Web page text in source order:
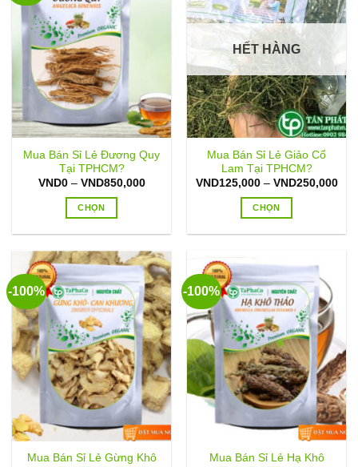
biến
thể.
Các
tùy
chọn
có
thể
được
trên
trang
phẩm
biến
thể.
Các
chọn
có
thể
được
trên
trang
phẩm
Mua Bán Sỉ Lẻ Đương Quy
Tại TPHCM?
VND0 – VND850,000Khoảng
VND850,000
CHỌN
này
có
nhiều
biến
thể.
Các
tùy
chọn
có
thể
được
chọn
trên
HẾT HÀNG
Mua Bán Sỉ Lẻ Giảo Cổ
Lam Tại TPHCM?
VND125,000 – VND250,000
CHỌN
có
nhiều
biến
thể.
Các
tùy
chọn
có
thể
được
trên
-100%
Mua Bán Sỉ Lẻ Gừng Khô
-100%
Mua Bán Sỉ Lẻ Hạ Khô